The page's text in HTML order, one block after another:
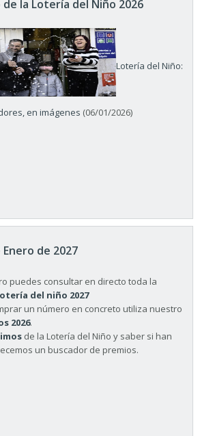
la Lotería del Niño 2026
Lotería del Niño:
en imágenes (06/01/2026)
de 2027
puedes consultar en directo toda la
del niño 2027
un número en concreto utiliza nuestro
2026.
de la Lotería del Niño y saber si han
un buscador de premios.